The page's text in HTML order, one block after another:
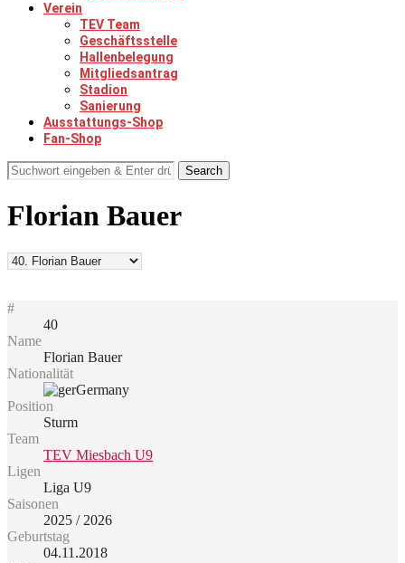
Verein
TEV Team
Geschäftsstelle
Hallenbelegung
Mitgliedsantrag
Stadion
Sanierung
Ausstattungs-Shop
Fan-Shop
Search
Florian Bauer
#
40
Name
Florian Bauer
Nationalität
Germany
Position
Sturm
Team
TEV Miesbach U9
Ligen
Liga U9
Saisonen
2025 / 2026
Geburtstag
04.11.2018